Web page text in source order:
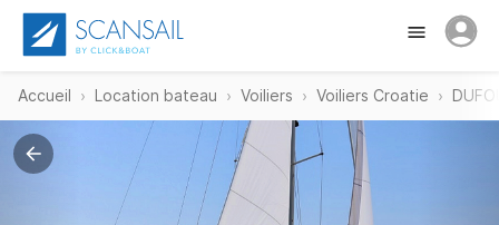
Accueil Location bateau Voiliers Voiliers Croatie